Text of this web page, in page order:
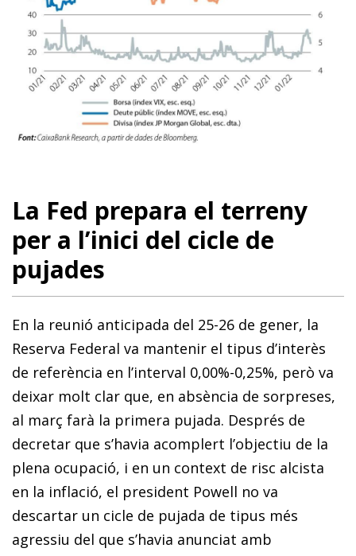
La Fed prepara el terreny
per a l’inici del cicle de
pujades
En la reunió anticipada del 25-26 de gener, la
Reserva Federal va mantenir el tipus d’interès
de referència en l’interval 0,00%-0,25%, però va
deixar molt clar que, en absència de sorpreses,
al març farà la primera pujada. Després de
decretar que s’havia acomplert l’objectiu de la
plena ocupació, i en un context de risc alcista
en la inflació, el president Powell no va
descartar un cicle de pujada de tipus més
agressiu del que s’havia anunciat amb